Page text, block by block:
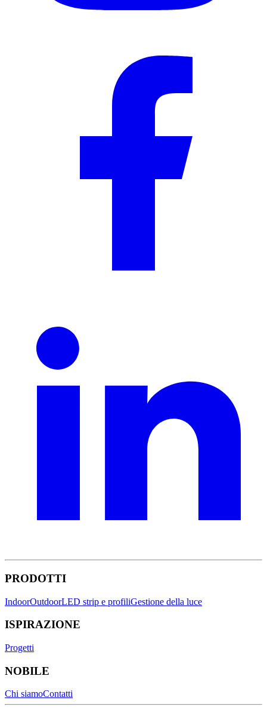
PRODOTTI
IndoorOutdoorLED strip e profiliGestione della luce
ISPIRAZIONE
Progetti
NOBILE
Chi siamoContatti